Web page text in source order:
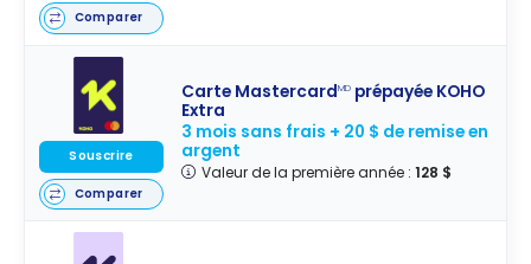
Comparer
Carte MastercardMD prépayée KOHO
Extra
3 mois sans frais + 20 $ de remise en
argent
Valeur de la première année : 128 $
Souscrire
Comparer